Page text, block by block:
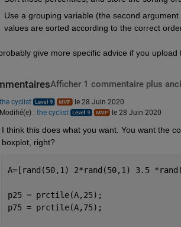
Use a grouping variable (the second
values are sorted according to the correct
give more specific advice if you
Afficher 1 commentaire plus
the cyclist
le 28 Juin 2020
Modifié(e) : the cyclist le 28 Juin 2020
I think this does what you want. You want the
boxplot, right?
A=[rand(50,1) 2*rand(50,1) 3.5
p25 = prctile(A,25);
p75 = prctile(A,75);